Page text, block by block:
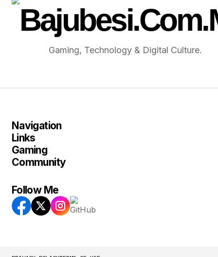
Gaming, Technology & Digital Culture.
Navigation
Links
Gaming
Community
Follow Me